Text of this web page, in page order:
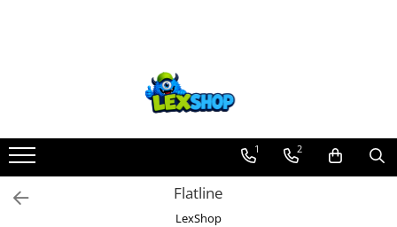
Board Games
Extensii boardgames
Card Games (jocuri cu carti)
1 2
Flatline
LexShop